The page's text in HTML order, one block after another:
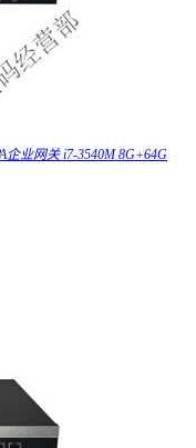
企业网关 i7-3540M 8G+64G